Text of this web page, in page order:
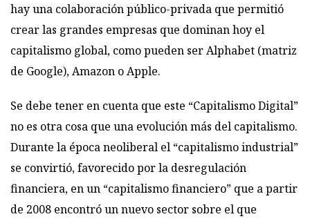
hay una colaboración público-privada que permitió
crear las grandes empresas que dominan hoy el
capitalismo global, como pueden ser Alphabet (matriz
de Google), Amazon o Apple.
Se debe tener en cuenta que este “Capitalismo Digital”
no es otra cosa que una evolución más del capitalismo.
Durante la época neoliberal el “capitalismo industrial”
se convirtió, favorecido por la desregulación
financiera, en un “capitalismo financiero” que a partir
de 2008 encontró un nuevo sector sobre el que